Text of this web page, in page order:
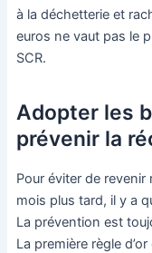
à la déchetterie et
euros ne vaut pas le
SCR.
Adopter les
prévenir la
Pour éviter de
mois plus tard, il y a
La prévention est
La première règle